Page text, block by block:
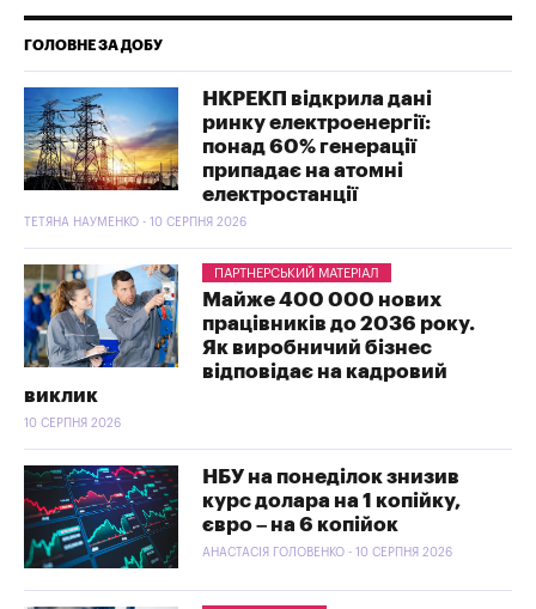
ГОЛОВНЕ ЗА ДОБУ
НКРЕКП відкрила дані
ринку електроенергії:
понад 60% генерації
припадає на атомні
електростанції
ТЕТЯНА НАУМЕНКО - 10 СЕРПНЯ 2026
ПАРТНЕРСЬКИЙ МАТЕРІАЛ
Майже 400 000 нових
працівників до 2036 року.
Як виробничий бізнес
відповідає на кадровий
виклик
10 СЕРПНЯ 2026
НБУ на понеділок знизив
курс долара на 1 копійку,
євро – на 6 копійок
АНАСТАСІЯ ГОЛОВЕНКО - 10 СЕРПНЯ 2026